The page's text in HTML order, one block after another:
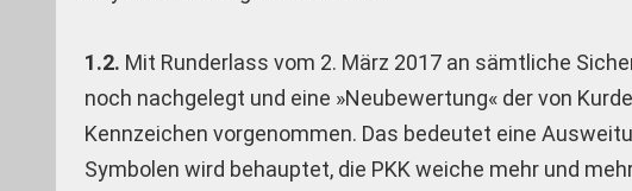
1.2. Mit Runderlass vom 2. März 2017 an sämtliche
noch nachgelegt und eine »Neubewertung« der von
Kennzeichen vorgenommen. Das bedeutet eine
Symbolen wird behauptet, die PKK weiche mehr und